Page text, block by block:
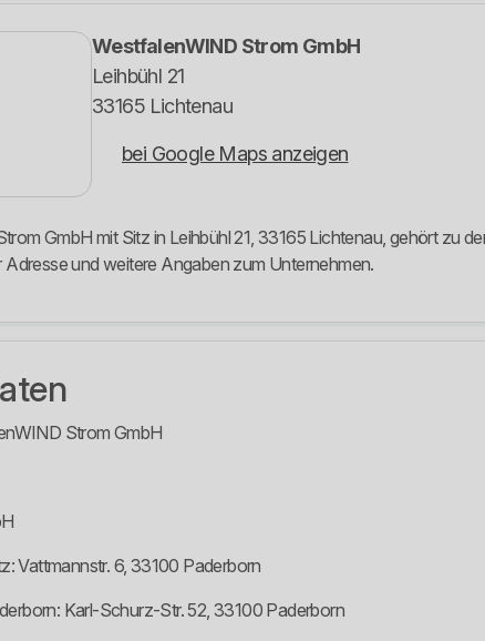
WestfalenWIND Strom GmbH
Leihbühl 21
33165 Lichtenau
bei Google Maps anzeigen
GmbH mit Sitz in Leihbühl 21, 33165 Lichtenau, gehört zu
und weitere Angaben zum Unternehmen.
Strom GmbH
Vattmannstr. 6, 33100 Paderborn
Karl-Schurz-Str. 52, 33100 Paderborn